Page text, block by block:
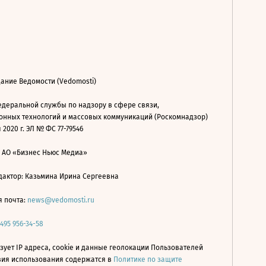
Ведомости (Vedomosti)
службы по надзору в сфере связи,
технологий и массовых коммуникаций (Роскомнадзор)
2020 г. ЭЛ № ФС 77-79546
АО «Бизнес Ньюс Медиа»
Казьмина Ирина Сергеевна
почта: news@vedomosti.ru
495 956-34-58
IP адреса, cookie и данные геолокации Пользователей
использования содержатся в Политике по защите